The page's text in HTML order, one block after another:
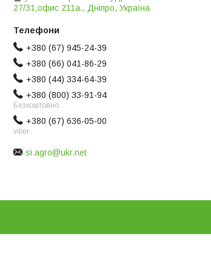
27/31,офис 211а., Дніпро, Україна
+380 (67) 945-24-39
+380 (66) 041-86-29
+380 (44) 334-64-39
+380 (800) 33-91-94
Безкоштовно
+380 (67) 636-05-00
viber
si.agro@ukr.net